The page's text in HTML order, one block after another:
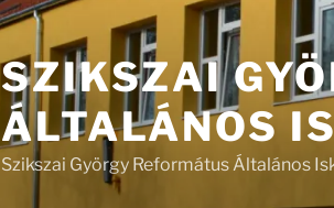
SZIKSZAI
ÁLTALÁNOS
Szikszai György Református Általános